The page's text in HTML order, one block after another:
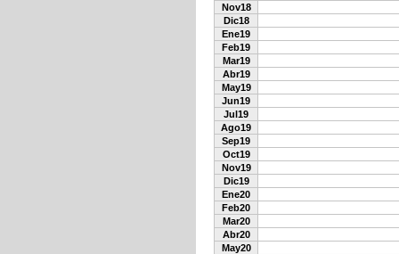
Nov18
Dic18
Ene19
Feb19
Mar19
Abr19
May19
Jun19
Jul19
Ago19
Sep19
Oct19
Nov19
Dic19
Ene20
Feb20
Mar20
Abr20
May20